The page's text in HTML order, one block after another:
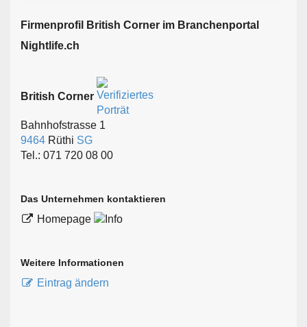
Firmen­profil British Corner im Branchen­portal
Nightlife.ch
British Corner
Bahnhofstrasse 1
9464 Rüthi SG
Tel.: 071 720 08 00
Das Unternehmen kontaktieren
Homepage
Weitere Informationen
Eintrag ändern